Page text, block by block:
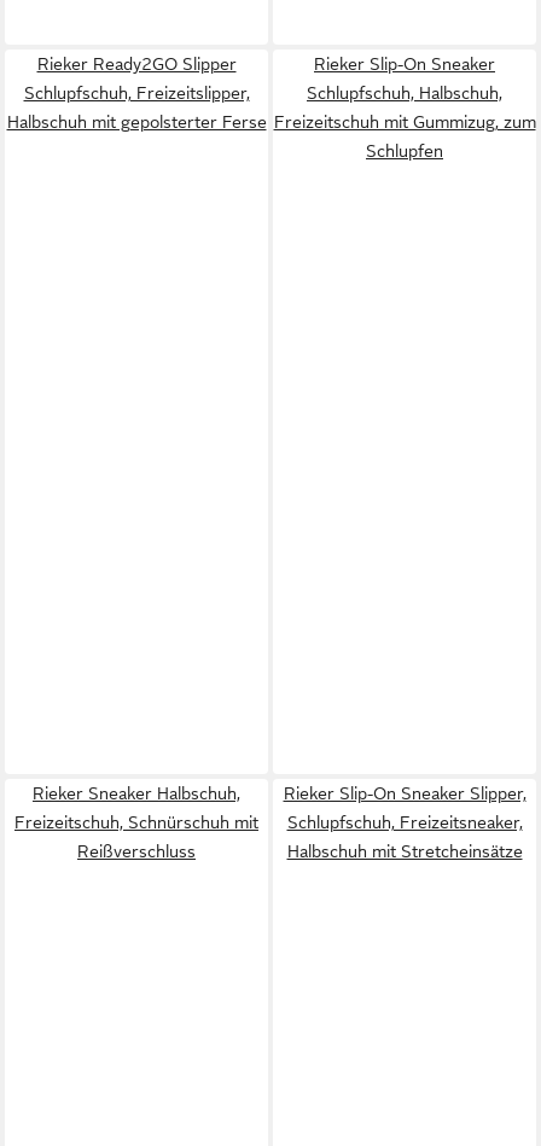
Rieker Ready2GO Slipper
Schlupfschuh, Freizeitslipper,
Halbschuh mit gepolsterter Ferse
Rieker Slip-On Sneaker
Schlupfschuh, Halbschuh,
Freizeitschuh mit Gummizug, zum
Schlupfen
Rieker Sneaker Halbschuh,
Freizeitschuh, Schnürschuh mit
Reißverschluss
Rieker Slip-On Sneaker Slipper,
Schlupfschuh, Freizeitsneaker,
Halbschuh mit Stretcheinsätze